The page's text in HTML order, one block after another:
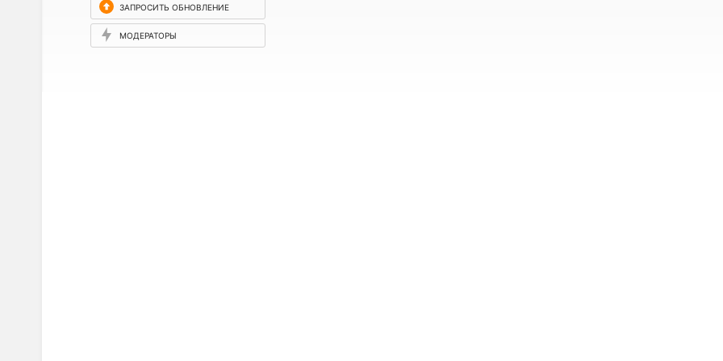
ЗАПРОСИТЬ ОБНОВЛЕНИЕ
МОДЕРАТОРЫ